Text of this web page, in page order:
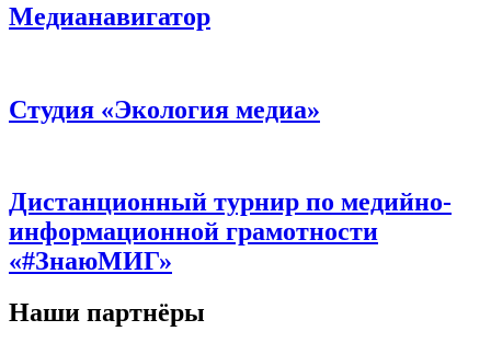
Медианавигатор
Студия «Экология медиа»
Дистанционный турнир по медийно-
информационной грамотности
«#ЗнаюМИГ»
Наши партнёры